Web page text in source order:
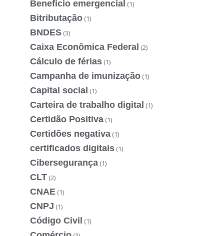
Benefício emergencial (1)
Bitributação (1)
BNDES (3)
Caixa Econômica Federal (2)
Cálculo de férias (1)
Campanha de imunização (1)
Capital social (1)
Carteira de trabalho digital (1)
Certidão Positiva (1)
Certidões negativa (1)
certificados digitais (1)
Cibersegurança (1)
CLT (2)
CNAE (1)
CNPJ (1)
Código Civil (1)